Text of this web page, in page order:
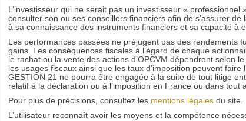
RESTER
Recevoir nos
L’investisseur qui ne serait pas un investisseur «
consulter son ou ses conseillers financiers afin de s’assurer
à sa connaissance des instruments financiers et sa capacité à
Les performances passées ne préjugent pas des rendements
gains. Les conséquences fiscales à l’égard de chaque
le rachat ou la vente des actions d’OPCVM dépendront selon
les usages fiscaux ainsi que les taux d’imposition peuvent
GESTION 21 ne pourra être engagée à la suite de tout litige
relatif à la déclaration ou à l’imposition en France ou dans tout
Pour plus de précisions, consultez les mentions légalesdu site.
L’utilisateur reconnaît avoir les moyens et la compétence